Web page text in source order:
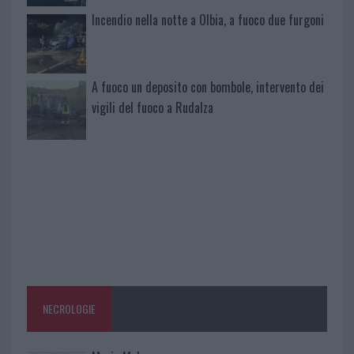
Incendio nella notte a Olbia, a fuoco due furgoni
A fuoco un deposito con bombole, intervento dei
vigili del fuoco a Rudalza
NECROLOGIE